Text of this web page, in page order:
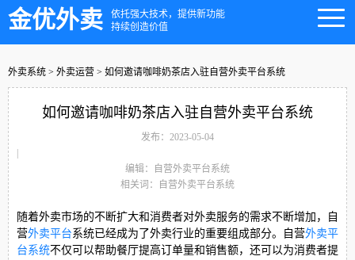
金优外卖
依托强大技术，提供新功能
持续创造价值
外卖系统 > 外卖运营 > 如何邀请咖啡奶茶店入驻自营外卖平台系统
如何邀请咖啡奶茶店入驻自营外卖平台系统
发布：2023-05-04
编辑：自营外卖平台系统
相关词：自营外卖平台系统
随着外卖市场的不断扩大和消费者对外卖服务的需求不断增加，自
营外卖平台系统已经成为了外卖行业的重要组成部分。自营外卖平
台系统不仅可以帮助餐厅提高订单量和销售额，还可以为消费者提